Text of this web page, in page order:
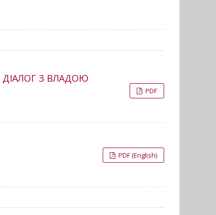
ДІАЛОГ З ВЛАДОЮ
PDF
PDF (English)